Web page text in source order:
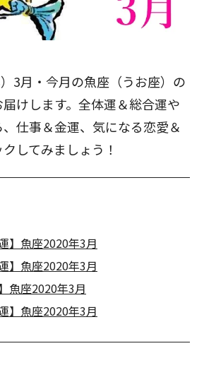
3月・今月の魚座（うお座）の
けします。全体運＆総合運や
仕事＆金運、気になる恋愛＆
してみましょう！
】魚座2020年3月
】魚座2020年3月
魚座2020年3月
】魚座2020年3月